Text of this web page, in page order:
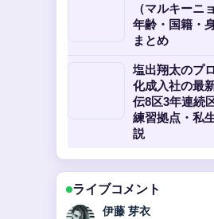
（マルキーニ
年齢・国籍・
まとめ
塩出翔太のプ
化成入社の最
伝8区3年連続
練習拠点・私
説
ライブコメント
鈴木 蒼